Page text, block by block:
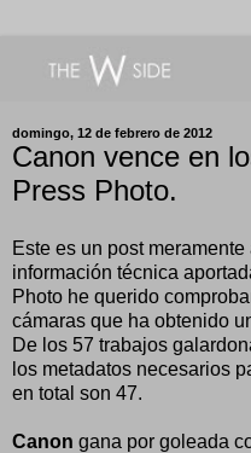
domingo, 12 de febrero de 2012
Canon vence en
Press Photo.
Este es un post
información técnica
Photo he querido
cámaras que ha obtenido
De los 57 trabajos
los metadatos necesarios
en total son 47.
Canon gana por goleada